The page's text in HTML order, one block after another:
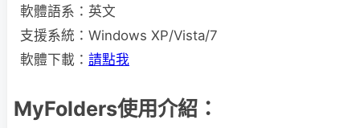
軟體語系：英文
支援系統：Windows XP/Vista/7
軟體下載： 請點我
MyFolders使用介紹：